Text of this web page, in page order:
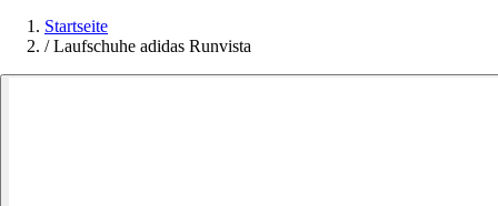
Startseite
/ Laufschuhe adidas Runvista